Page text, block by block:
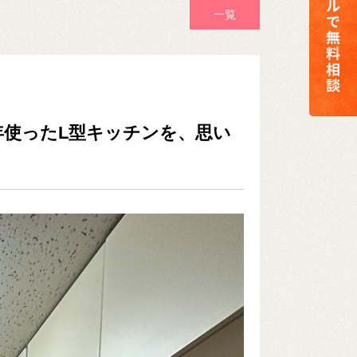
一覧
ったL型キッチンを、思い